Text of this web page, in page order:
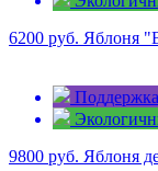
6200 руб. Яблоня
9800 руб. Яблоня